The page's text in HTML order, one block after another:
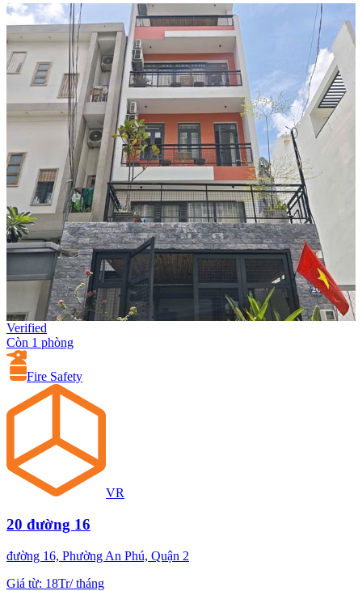
Verified
Còn 1 phòng
Fire Safety
VR
20 đường 16
đường 16, Phường An Phú, Quận 2
Giá từ: 18Tr/tháng